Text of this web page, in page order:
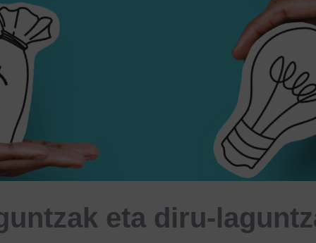
eta diru-